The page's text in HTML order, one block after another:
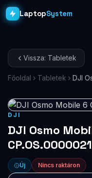
LaptopSystem
Asztali PC-k
Monitorok
Dokkolók
Kiegészítők
Vissza: Tabletek
Főoldal Tabletek DJI
DJI
DJI Osmo
Új Nincs raktáron